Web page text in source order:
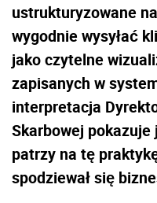
ustrukturyzowane
wygodnie wysyłać
jako czytelne
zapisanych w
interpretacja
Skarbowej
patrzy na tę
spodziewał się